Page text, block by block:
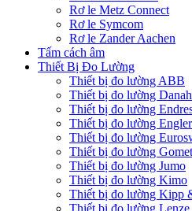
Rơ le Metz Connect
Rơ le Symcom
Rơ le Zander Aachen
Tấm cách âm
Thiết Bị Đo Lường
Thiết bị đo lường ABB
Thiết bị đo lường
Thiết bị đo lường
Thiết bị đo lường Engler
Thiết bị đo lường
Thiết bị đo lường
Thiết bị đo lường Jumo
Thiết bị đo lường Kimo
Thiết bị đo lường Kipp